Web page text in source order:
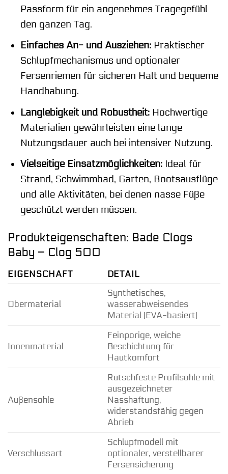
Passform für ein angenehmes Tragegefühl
den ganzen Tag.
Einfaches An- und Ausziehen:Praktischer
Schlupfmechanismus und optionaler
Fersenriemen für sicheren Halt und bequeme
Handhabung.
Langlebigkeit und Robustheit:Hochwertige
Materialien gewährleisten eine lange
Nutzungsdauer auch bei intensiver Nutzung.
Vielseitige Einsatzmöglichkeiten:Ideal für
Strand, Schwimmbad, Garten, Bootsausflüge
und alle Aktivitäten, bei denen nasse Füße
geschützt werden müssen.
Produkteigenschaften: Bade Clogs
Baby – Clog 500
EIGENSCHAFT DETAIL
Obermaterial
Synthetisches,
wasserabweisendes
Material (EVA-basiert)
Innenmaterial
Feinporige, weiche
Beschichtung für
Hautkomfort
Außensohle
Rutschfeste Profilsohle mit
ausgezeichneter
Nasshaftung,
widerstandsfähig gegen
Abrieb
Verschlussart
Schlupfmodell mit
optionaler, verstellbarer
Fersensicherung